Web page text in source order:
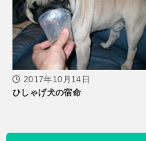
2017年10月14日
ひしゃげ犬の宿命